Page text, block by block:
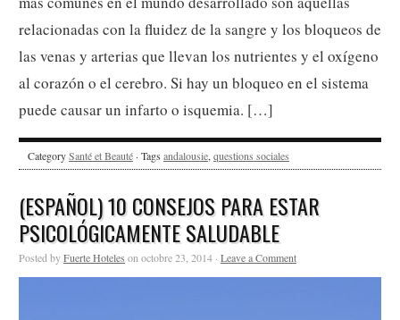
relacionadas con la fluidez de la sangre y los bloqueos de
las venas y arterias que llevan los nutrientes y el oxígeno
al corazón o el cerebro. Si hay un bloqueo en el sistema
puede causar un infarto o isquemia. […]
CategorySanté et Beauté · Tags andalousie, questions sociales
(ESPAÑOL) 10 CONSEJOS PARA ESTAR
PSICOLÓGICAMENTE SALUDABLE
Posted byFuerte Hoteles on octobre 23, 2014 · Leave a Comment